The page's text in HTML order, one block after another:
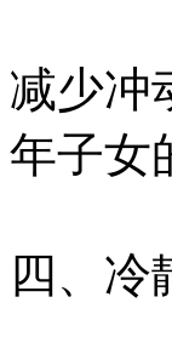
减少冲
年子女
四、冷